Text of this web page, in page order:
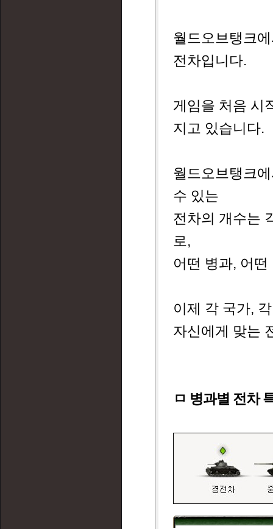
월드오브탱크
전차입니다.
게임을 처음 시
지고 있습니다.
월드오브탱크
수 있는
전차의 개수는
로,
어떤 병과, 어
이제 각 국가,
자신에게 맞는
ㅁ 병과별 전차